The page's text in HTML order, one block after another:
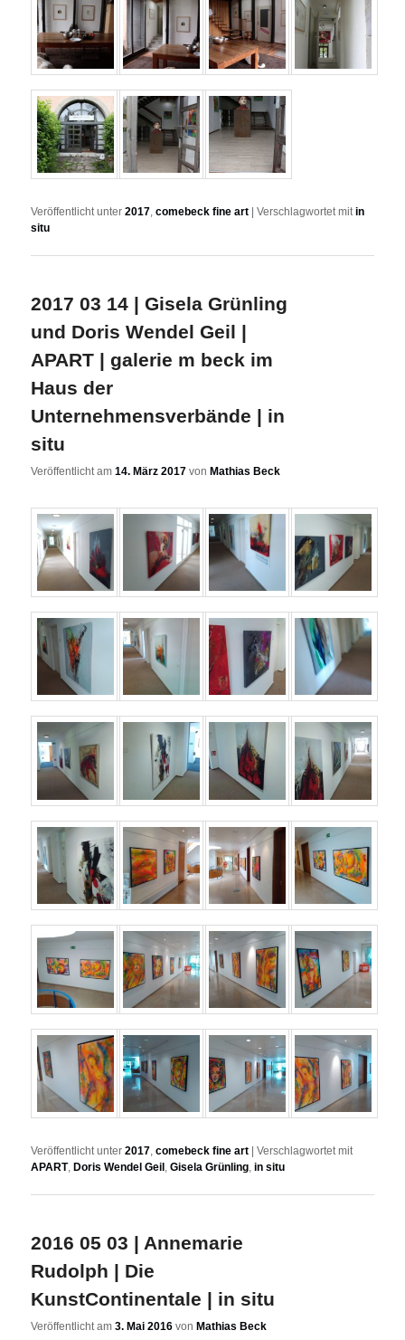
Veröffentlicht unter 2017,comebeck fine art |Verschlagwortet mit in
situ
2017 03 14 | Gisela Grünling
und Doris Wendel Geil |
APART | galerie m beck im
Haus der
Unternehmensverbände | in
situ
Veröffentlicht am14. März 2017 vonMathias Beck
Veröffentlicht unter 2017,comebeck fine art |Verschlagwortet mit
APART, Doris Wendel Geil ,Gisela Grünling,in situ
2016 05 03 | Annemarie
Rudolph | Die
KunstContinentale | in situ
Veröffentlicht am3. Mai 2016 vonMathias Beck